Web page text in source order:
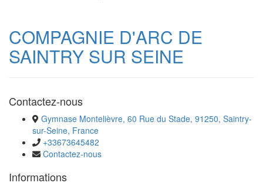
COMPAGNIE D'ARC DE
SAINTRY SUR SEINE
Contactez-nous
Gymnase Montelièvre, 60 Rue du Stade, 91250, Saintry-
sur-Seine, France
+33673645482
Contactez-nous
Informations